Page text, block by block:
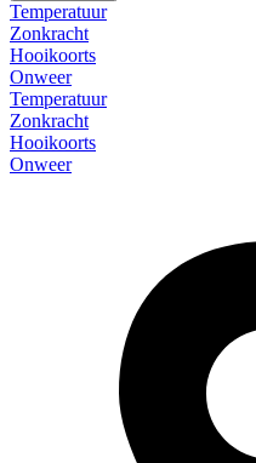
Temperatuur
Zonkracht
Hooikoorts
Onweer
Temperatuur
Zonkracht
Hooikoorts
Onweer